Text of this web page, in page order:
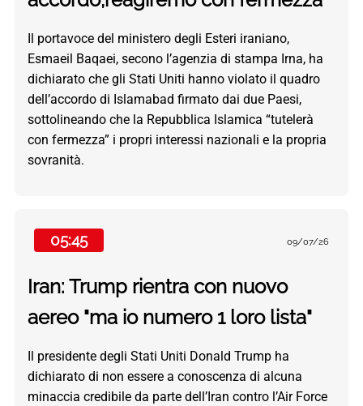
Il portavoce del ministero degli Esteri iraniano,
Esmaeil Baqaei, secono l’agenzia di stampa Irna, ha
dichiarato che gli Stati Uniti hanno violato il quadro
dell’accordo di Islamabad firmato dai due Paesi,
sottolineando che la Repubblica Islamica “tutelerà
con fermezza” i propri interessi nazionali e la propria
sovranità.
05:45 09/07/26
Iran: Trump rientra con nuovo
aereo "ma io numero 1 loro lista"
Il presidente degli Stati Uniti Donald Trump ha
dichiarato di non essere a conoscenza di alcuna
minaccia credibile da parte dell’Iran contro l’Air Force